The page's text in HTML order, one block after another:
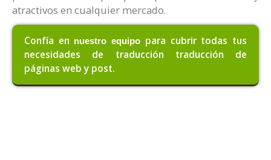
atractivos en cualquier mercado.
Confía en nuestro equipo para cubrir todas tus
necesidades de traducción traducción de
páginas web y post.